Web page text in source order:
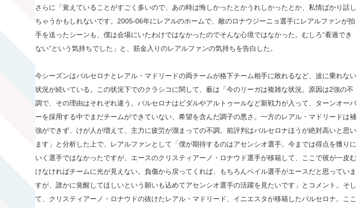
さらに「覚えていることがすごく多いので、あの時は悔しかったとかうれしかったとか、私情ばかり話し
ちゃうかもしれないです。2005-06年にレアルのホームで、敵のロナウジーニョ選手にレアルファンが拍
手を送ったシーンも、僕は会場にいたわけではなかったのでそんな心境ではなかった。むしろ“看過でき
ない”という気持ちでした」と、筋金入りのレアルファンの気持ちを告白した。
今シーズンはバルセロナとレアル・マドリードの両チームが格下チーム相手に敗れるなど、波に乗れない
状況が続いている。この状況下でのクラシコに関して、薮は「今のリーガは複雑な状況。原因は2強の不
調で、その理由はそれぞれ違う。バルセロナはビダルやアルトゥールなど新戦力が入って、ターンオーバ
ーを採用する中でまだチームができていない、希望を含んだ調子の悪さ。一方のレアル・マドリードは補
強ができず、けが人が増えて、主力に疲労が溜まっての不調。前評判はバルセロナほうが絶対高いと思い
ます」と分析した上で、レアルファンとして「僕が期待するのはアセンシオ選手。今までは得点を獲りに
いく選手ではなかったですが、エースのクリスティアーノ・ロナウド選手が移籍して、ここで彼が一皮む
けなければチームに光が見えない。負傷から戻ってくれば、もちろんベイル選手がエースだと思っていま
すが、誰かに覚醒してほしいという願いも込めてアセンシオ選手の活躍を見たいです」とコメント。そし
て、クリスティアーノ・ロナウドの抜けたレアル・マドリード、イニエスタが移籍したバルセロナ。ここ